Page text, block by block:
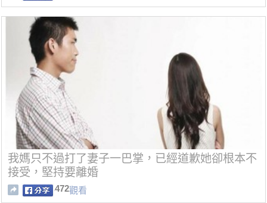
我媽只不過打了妻子一巴掌，已經道歉她卻根本不
接受，堅持要離婚
472觀看